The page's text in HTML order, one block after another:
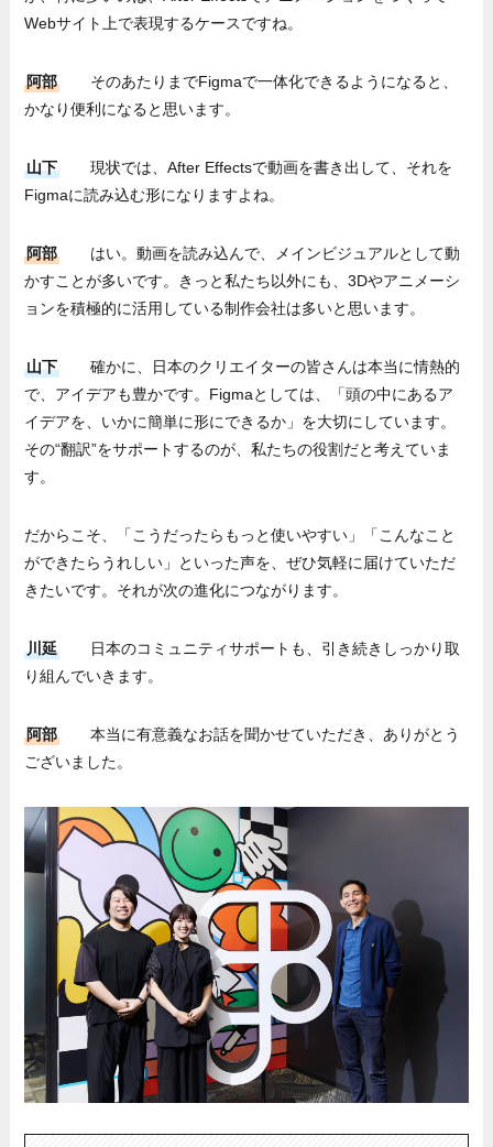
Webサイト上で表現するケースですね。
阿部
そのあたりまでFigmaで一体化できるようになると、
かなり便利になると思います。
山下
現状では、After Effectsで動画を書き出して、それを
Figmaに読み込む形になりますよね。
阿部
はい。動画を読み込んで、メインビジュアルとして動
かすことが多いです。きっと私たち以外にも、3Dやアニメーシ
ョンを積極的に活用している制作会社は多いと思います。
山下
確かに、日本のクリエイターの皆さんは本当に情熱的
で、アイデアも豊かです。Figmaとしては、「頭の中にあるア
イデアを、いかに簡単に形にできるか」を大切にしています。
その“翻訳”をサポートするのが、私たちの役割だと考えていま
す。
だからこそ、「こうだったらもっと使いやすい」「こんなこと
ができたらうれしい」といった声を、ぜひ気軽に届けていただ
きたいです。それが次の進化につながります。
川延
日本のコミュニティサポートも、引き続きしっかり取
り組んでいきます。
阿部
本当に有意義なお話を聞かせていただき、ありがとう
ございました。